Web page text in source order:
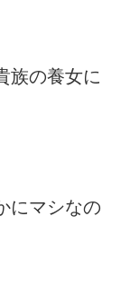
族の養女に
にマシなの